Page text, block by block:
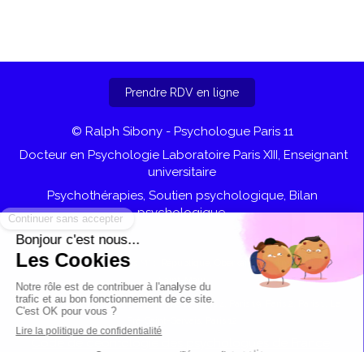
Prendre RDV en ligne
© Ralph Sibony - Psychologue Paris 11
Docteur en Psychologie Laboratoire Paris XIII, Enseignant
universitaire
Psychothérapies, Soutien psychologique, Bilan
psychologique,
Cabinet accessible par les M° : République, Oberkampf, Parmentier, Rue
Saint-Maur
depuis Paris 3, Paris 11, Paris 20, Paris 10, Paris 4, Paris 19, Paris 2, Paris 1, Le